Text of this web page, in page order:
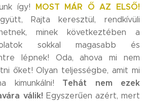
így! MOST MÁR Ő AZ ELSŐ!
Rajta keresztül, rendkívüli
minek következtében a
sokkal magasabb és
lépnek! Oda, ahova mi nem
őket! Olyan teljességbe, amit mi
kimunkálni! Tehát nem ezek
válik! Egyszerűen azért, mert